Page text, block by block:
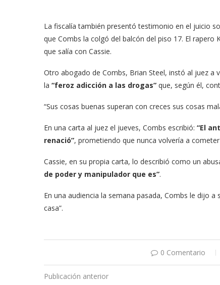
La fiscalía también presentó testimonio en el juicio
que Combs la colgó del balcón del piso 17. El
que salía con Cassie.
Otro abogado de Combs, Brian Steel, instó al juez a
la “feroz adicción a las drogas” que, según él,
“Sus cosas buenas superan con creces sus cosas
En una carta al juez el jueves, Combs escribió: “El
renació”, prometiendo que nunca volvería a
Cassie, en su propia carta, lo describió como un
de poder y manipulador que es”.
En una audiencia la semana pasada, Combs le dijo
casa”.
0 Comentario
Publicación anterior